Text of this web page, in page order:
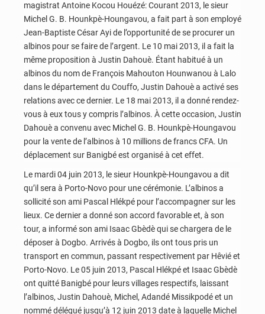
magistrat Antoine Kocou Houézé: Courant 2013, le sieur
Michel G. B. Hounkpè-Houngavou, a fait part à son employé
Jean-Baptiste César Ayi de l’opportunité de se procurer un
albinos pour se faire de l’argent. Le 10 mai 2013, il a fait la
même proposition à Justin Dahouè. Étant habitué à un
albinos du nom de François Mahouton Hounwanou à Lalo
dans le département du Couffo, Justin Dahouè a activé ses
relations avec ce dernier. Le 18 mai 2013, il a donné rendez-
vous à eux tous y compris l’albinos. À cette occasion, Justin
Dahouè a convenu avec Michel G. B. Hounkpè-Houngavou
pour la vente de l’albinos à 10 millions de francs CFA. Un
déplacement sur Banigbé est organisé à cet effet.
Le mardi 04 juin 2013, le sieur Hounkpè-Houngavou a dit
qu’il sera à Porto-Novo pour une cérémonie. L’albinos a
sollicité son ami Pascal Hlékpé pour l’accompagner sur les
lieux. Ce dernier a donné son accord favorable et, à son
tour, a informé son ami Isaac Gbèdè qui se chargera de le
déposer à Dogbo. Arrivés à Dogbo, ils ont tous pris un
transport en commun, passant respectivement par Hêvié et
Porto-Novo. Le 05 juin 2013, Pascal Hlékpé et Isaac Gbèdè
ont quitté Banigbé pour leurs villages respectifs, laissant
l’albinos, Justin Dahouè, Michel, Adandé Missikpodé et un
nommé délégué jusqu’à 12 juin 2013 date à laquelle Michel